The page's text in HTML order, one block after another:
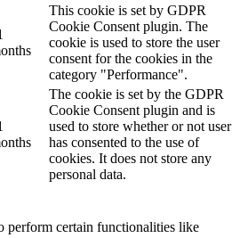
This cookie is set by GDPR
Cookie Consent plugin. The
cookie is used to store the user
consent for the cookies in the
category "Performance".
The cookie is set by the GDPR
Cookie Consent plugin and is
used to store whether or not user
has consented to the use of
cookies. It does not store any
personal data.
perform certain functionalities like